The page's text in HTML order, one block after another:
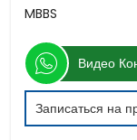
MBBS
Видео
Записаться на